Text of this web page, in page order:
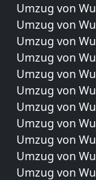
Umzug von
Umzug von
Umzug von
Umzug von
Umzug von
Umzug von
Umzug von
Umzug von
Umzug von
Umzug von
Umzug von